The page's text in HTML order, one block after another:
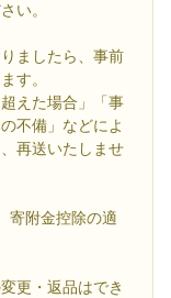
い。
ましたら、事前
す。
えた場合」「事
不備」などによ
再送いたしませ
寄附金控除の適
更・返品はでき